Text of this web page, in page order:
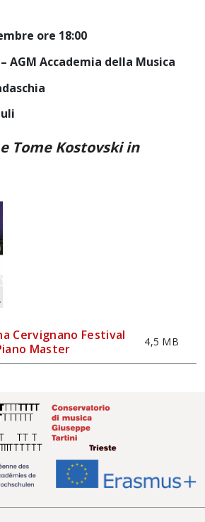
ore 18:00
AGM Accademia della Musica
Tome Kostovski in
Master
4,5 MB